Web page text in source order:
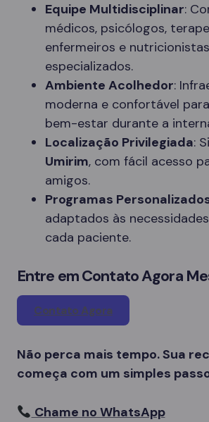
Equipe Multidisciplinar:
médicos, psicólogos,
enfermeiros e nutricionistas
especializados.
Ambiente Acolhedor:
moderna e confortável
bem-estar durante a
Localização Privilegiada:
Umirim, com fácil acesso
amigos.
Programas
adaptados às
cada paciente.
Entre em Contato Agora
Contato Agora
Não perca mais tempo. Sua
começa com um simples
Chame no WhatsApp